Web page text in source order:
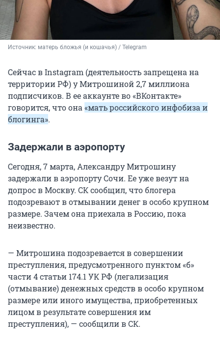
Источник: матерь бложья (и кошачья) / Telegram
Сейчас в Instagram (деятельность запрещена на
территории РФ) у Митрошиной2,7 миллиона
подписчиков. В ее аккаунте во «ВКонтакте»
говорится, что она «мать российского инфобиза и
блогинга».
Задержали в аэропорту
Сегодня, 7 марта, Александру Митрошину
задержали в аэропорту Сочи. Ее уже везут на
допрос в Москву. СК сообщил, что блогера
подозревают в отмывании денег в особо крупном
размере. Зачем она приехала в Россию, пока
неизвестно.
— Митрошина подозревается в совершении
преступления, предусмотренногопунктом «б»
части 4статьи 174.1 УК РФ (легализация
(отмывание) денежных средств в особо крупном
размере или иного имущества, приобретенных
лицом в результате совершения им
преступления), — сообщили в СК.